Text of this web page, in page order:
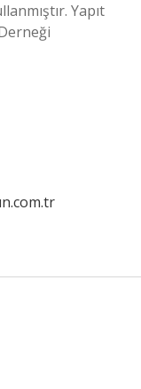
Yapıt